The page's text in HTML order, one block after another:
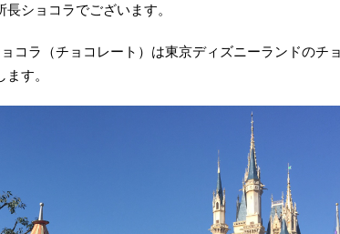
ショコラでございます。
コラ（チョコレート）は東京ディズニーランドのチ
す。